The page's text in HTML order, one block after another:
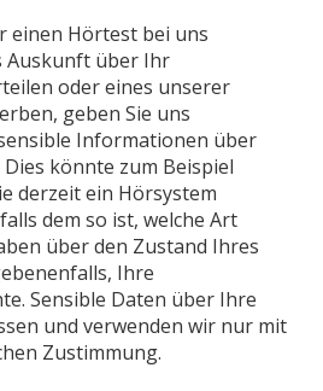
einen Hörtest bei uns
Auskunft über Ihr
oder eines unserer
geben Sie uns
Informationen über
könnte zum Beispiel
derzeit ein Hörsystem
dem so ist, welche Art
über den Zustand Ihres
Ihre
Sensible Daten über Ihre
und verwenden wir nur mit
Zustimmung.